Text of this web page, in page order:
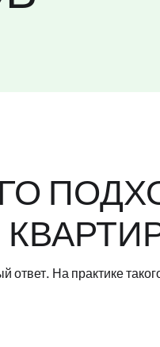
На практике